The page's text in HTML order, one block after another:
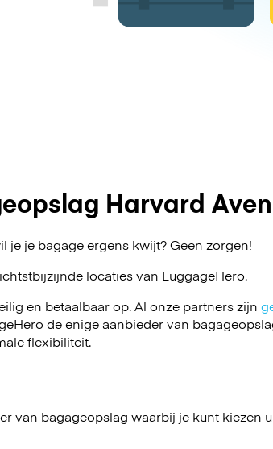
Harvard
je je bagage ergens kwijt? Geen zorgen!
locaties van LuggageHero.
en betaalbaar op. Al onze partners zijn
de enige aanbieder van
flexibiliteit.
van bagageopslag waarbij je kunt kiezen